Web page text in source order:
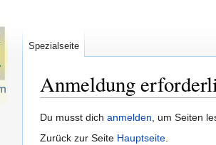
Anmeldung
Zur
Navigation
Zur
Suche
Du musst dich anmelden, um Seiten
Zurück zur Seite Hauptseite.
Spezialseite